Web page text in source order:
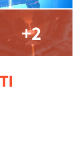
+2